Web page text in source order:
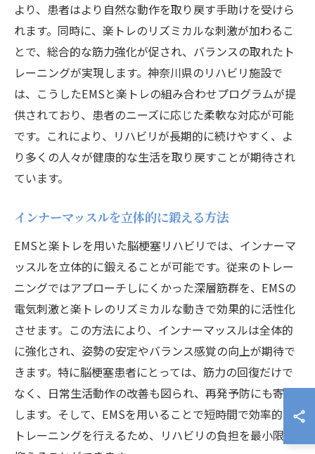
より、患者はより自然な動作を取り戻す手助けを受けら
れます。同時に、楽トレのリズミカルな刺激が加わるこ
とで、総合的な筋力強化が促され、バランスの取れたト
レーニングが実現します。神奈川県のリハビリ施設で
は、こうしたEMSと楽トレの組み合わせプログラムが提
供されており、患者のニーズに応じた柔軟な対応が可能
です。これにより、リハビリが長期的に続けやすく、よ
り多くの人々が健康的な生活を取り戻すことが期待され
ています。
インナーマッスルを立体的に鍛える方法
EMSと楽トレを用いた脳梗塞リハビリでは、インナーマ
ッスルを立体的に鍛えることが可能です。従来のトレー
ニングではアプローチしにくかった深層筋群を、EMSの
電気刺激と楽トレのリズミカルな動きで効果的に活性化
させます。この方法により、インナーマッスルは全体的
に強化され、姿勢の安定やバランス感覚の向上が期待で
きます。特に脳梗塞患者にとっては、筋力の回復だけで
なく、日常生活動作の改善も図られ、再発予防にも寄与
します。そして、EMSを用いることで短時間で効率的に
トレーニングを行えるため、リハビリの負担を最小限に